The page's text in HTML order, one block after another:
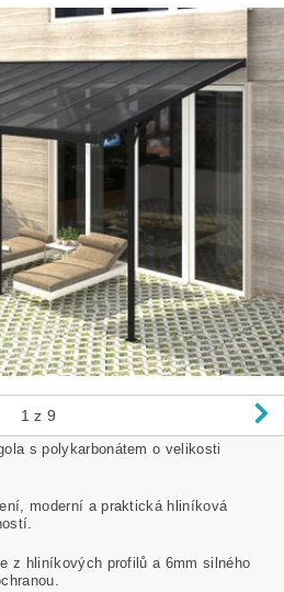
1 z 9
s polykarbonátem o velikosti
moderní a praktická hliníková
z hliníkových profilů a 6mm silného